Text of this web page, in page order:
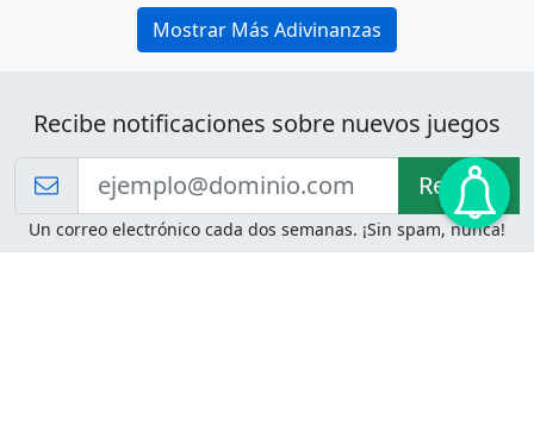
Mostrar Más Adivinanzas
Recibe notificaciones sobre nuevos juegos
Recibir!
Un correo electrónico cada dos semanas. ¡Sin spam, nunca!